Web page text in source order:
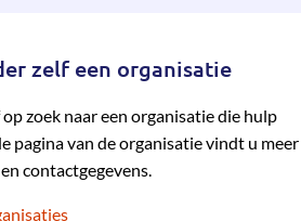
zelf een organisatie
zoek naar een organisatie die hulp
pagina van de organisatie vindt u meer
contactgegevens.